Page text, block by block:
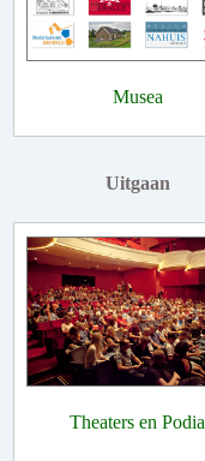
Musea
Uitgaan
Theaters en Podia